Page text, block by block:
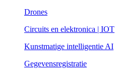
Drones
Circuits en elektronica | IOT
Kunstmatige intelligentie AI
Gegevensregistratie